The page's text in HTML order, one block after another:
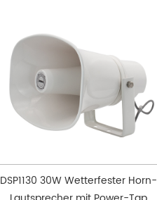
DSP1130 30W Wetterfester Horn-